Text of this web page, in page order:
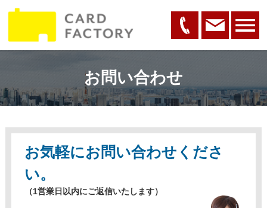
お問い合わせ
お気軽にお問い合わせくださ
い。
（1営業日以内にご返信いたします）